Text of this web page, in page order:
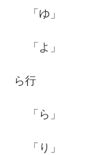
「ゆ」
「よ」
ら行
「ら」
「り」